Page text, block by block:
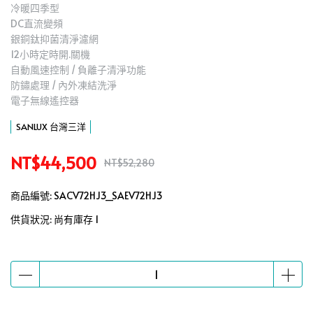
冷暖四季型
DC直流變頻
銀銅鈦抑菌清淨濾網
12小時定時開.關機
自動風速控制 / 負離子清淨功能
防鏽處理 / 內外凍結洗淨
電子無線遙控器
SANLUX 台灣三洋
NT$44,500 NT$52,280
商品編號: SACV72HJ3_SAEV72HJ3
供貨狀況: 尚有庫存 1